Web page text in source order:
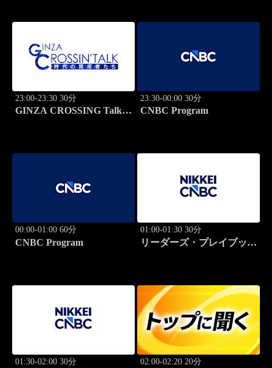
23:00-23:30 30分
GINZA CROSSING Talk
23:30-00:00 30分
CNBC Program
00:00-01:00 60分
CNBC Program
01:00-01:30 30分
リーダーズ・プレイブック
01:30-02:00 30分 02:00-02:20 20分